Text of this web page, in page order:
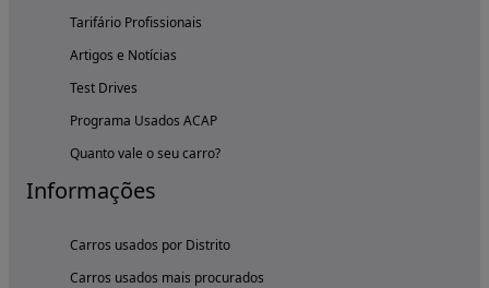
Tarifário Profissionais
Artigos e Notícias
Test Drives
Programa Usados ACAP
Quanto vale o seu carro?
Informações
Carros usados por Distrito
Carros usados mais procurados